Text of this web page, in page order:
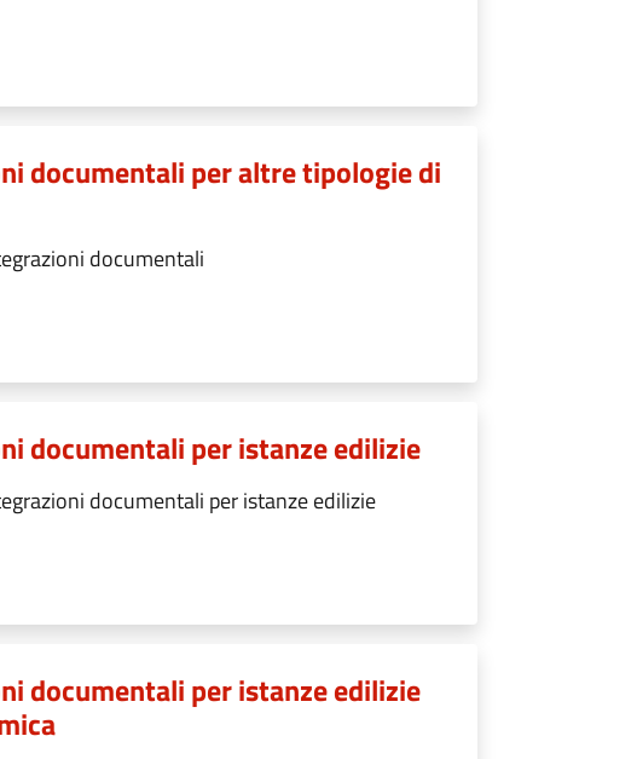
documentali per altre tipologie di
documentali
documentali per istanze edilizie
documentali per istanze edilizie
documentali per istanze edilizie